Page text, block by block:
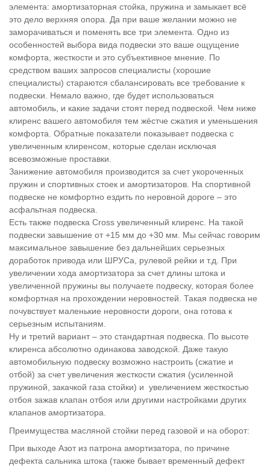
элемента: амортизаторная стойка, пружина и замыкает всё
это дело верхняя опора. Да при ваше желании можно не
заморачиваться и поменять все три элемента. Одно из
особенностей выбора вида подвески это ваше ощущение
комфорта, жесткости и это субъективное мнение. По
средством ваших запросов специалисты (хорошие
специалисты) стараются сбалансировать все требование к
подвески. Немало важно, где будет использоваться
автомобиль, и какие задачи стоят перед подвеской. Чем ниже
клиренс вашего автомобиля тем жёстче сжатия и уменьшения
комфорта. Обратные показатели показывает подвеска с
увеличенным клиренсом, которые сделан исключая
всевозможные проставки.
Занижение автомобиля производится за счет укороченных
пружин и спортивных стоек и амортизаторов. На спортивной
подвеске не комфортно ездить по неровной дороге – это
асфальтная подвеска.
Есть также подвеска Cross увеличенный клиренс. На такой
подвески завышение от +15 мм до +30 мм. Мы сейчас говорим
максимальное завышение без дальнейших серьезных
доработок привода или ШРУСа, рулевой рейки и т.д. При
увеличении хода амортизатора за счет длины штока и
увеличенной пружины вы получаете подвеску, которая более
комфортная на прохождении неровностей. Такая подвеска не
почувствует маленькие неровности дороги, она готова к
серьезным испытаниям.
Ну и третий вариант – это стандартная подвеска. По высоте
клиренса абсолютно одинакова заводской. Даже такую
автомобильную подвеску возможно настроить (сжатие и
отбой) за счет увеличения жесткости сжатия (усиленной
пружиной, закачкой газа стойки) и увеличением жесткостью
отбоя зажав клапан отбоя или другими настройками других
клапанов амортизатора.
Преимущества масляной стойки перед газовой и на оборот:
При выходе Азот из патрона амортизатора, по причине
дефекта сальника штока (также бывает временный дефект